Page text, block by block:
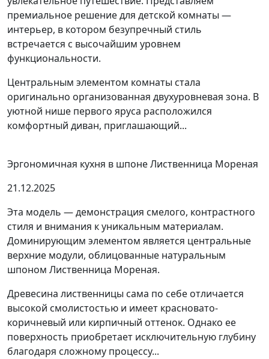
премиальное решение для детской комнаты —
интерьер, в котором безупречный стиль
встречается с высочайшим уровнем
функциональности.
Центральным элементом комнаты стала
оригинально организованная двухуровневая зона. В
уютной нише первого яруса расположился
комфортный диван, приглашающий...
Эргономичная кухня в шпоне Лиственница Мореная
21.12.2025
Эта модель — демонстрация смелого, контрастного
стиля и внимания к уникальным материалам.
Доминирующим элементом является центральные
верхние модули, облицованные натуральным
шпоном Лиственница Мореная.
Древесина лиственницы сама по себе отличается
высокой смолистостью и имеет красновато-
коричневый или кирпичный оттенок. Однако ее
поверхность приобретает исключительную глубину
благодаря сложному процессу...